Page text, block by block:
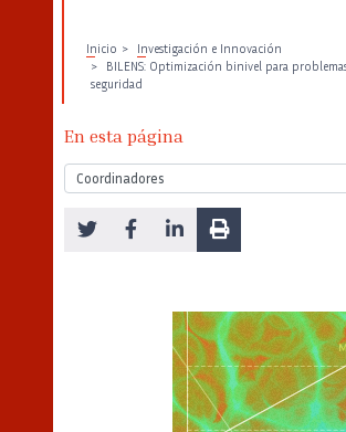
Inicio
Investigación e Innovación
BILENS: Optimización binivel para
seguridad
En esta página